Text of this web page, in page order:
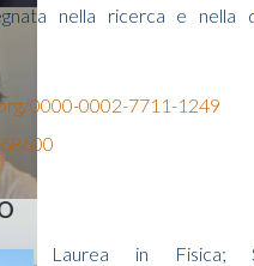
nella ricerca e nella
0000-0002-7711-1249
Laurea in Fisica;